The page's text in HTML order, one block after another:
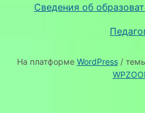
Сведения об
На платформе WordPress/ темы